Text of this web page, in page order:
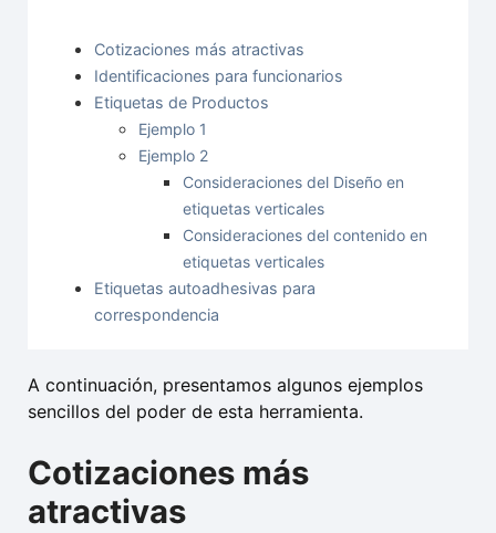
Cotizaciones más atractivas
Identificaciones para funcionarios
Etiquetas de Productos
Ejemplo 1
Ejemplo 2
Consideraciones del Diseño en
etiquetas verticales
Consideraciones del contenido en
etiquetas verticales
Etiquetas autoadhesivas para
correspondencia
A continuación, presentamos algunos ejemplos
sencillos del poder de esta herramienta.
Cotizaciones más
atractivas